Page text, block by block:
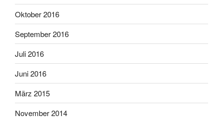
Oktober 2016
September 2016
Juli 2016
Juni 2016
März 2015
November 2014